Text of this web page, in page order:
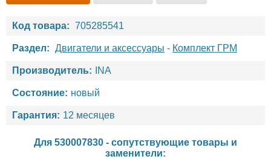
Код товара: 705285541
Раздел: Двигатели и аксессуары - Комплект ГРМ
Производитель: INA
Состояние: новый
Гарантия: 12 месяцев
Для 530007830 - сопутствующие товары и
заменители: